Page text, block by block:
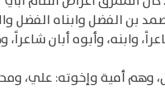
بن الفضل وابناه الفضل
وابنه، وأبوه أبان
وهم أمية وإخوته: علي،